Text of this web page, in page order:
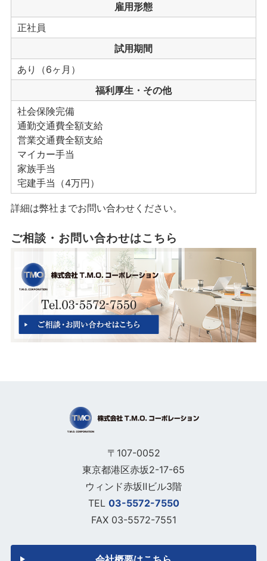
雇用形態
正社員
試用期間
あり（6ヶ月）
福利厚生・その他
社会保険完備
通勤交通費全額支給
営業交通費全額支給
マイカー手当
家族手当
宅建手当（4万円）
詳細は弊社までお問い合わせください。
ご相談・お問い合わせはこちら
〒107-0052
東京都港区赤坂2-17-65
ウィンド赤坂Ⅱビル3階
TEL 03-5572-7550
FAX 03-5572-7551